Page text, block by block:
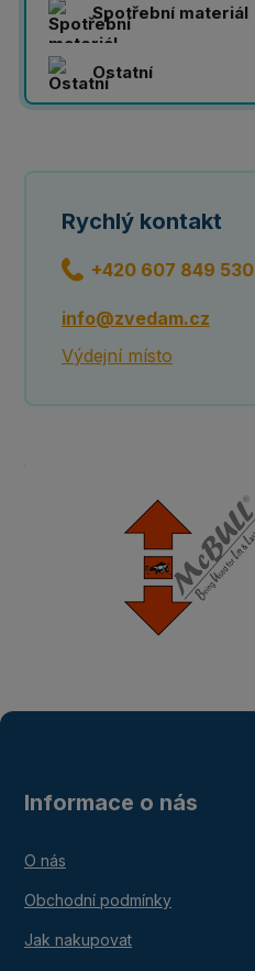
Spotřební materiál
Ostatní
Rychlý kontakt
+420 607 849 530
info@zvedam.cz
Výdejní místo
Informace o nás
O nás
Obchodní podmínky
Jak nakupovat